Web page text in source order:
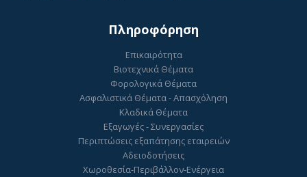
Πληροφόρηση
Επικαιρότητα
Βιοτεχνικά Θέματα
Φορολογικά Θέματα
Ασφαλιστικά Θέματα - Απασχόληση
Κλαδικά Θέματα
Εξαγωγές - Συνεργασίες
Περιπτώσεις εξαπάτησης εταιρειών
Αδειοδοτήσεις
Χωροθεσία-Περιβάλλον-Ενέργεια